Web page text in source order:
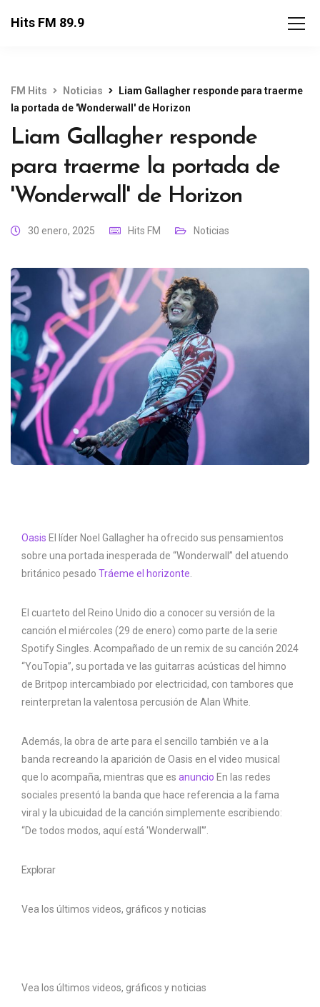
Hits FM 89.9
FM Hits Noticias
Liam Gallagher responde para traerme
la portada de 'Wonderwall' de Horizon
Liam Gallagher responde
para traerme la portada de
'Wonderwall' de Horizon
30 enero, 2025 Hits FM Noticias
Oasis El líder Noel Gallagher ha ofrecido sus pensamientos
sobre una portada inesperada de “Wonderwall” del atuendo
británico pesado Tráeme el horizonte.
El cuarteto del Reino Unido dio a conocer su versión de la
canción el miércoles (29 de enero) como parte de la serie
Spotify Singles. Acompañado de un remix de su canción 2024
“YouTopia”, su portada ve las guitarras acústicas del himno
de Britpop intercambiado por electricidad, con tambores que
reinterpretan la valentosa percusión de Alan White.
Además, la obra de arte para el sencillo también ve a la
banda recreando la aparición de Oasis en el video musical
que lo acompaña, mientras que es anuncio En las redes
sociales presentó la banda que hace referencia a la fama
viral y la ubicuidad de la canción simplemente escribiendo:
“De todos modos, aquí está 'Wonderwall'”.
Explorar
Vea los últimos videos, gráficos y noticias
Vea los últimos videos, gráficos y noticias